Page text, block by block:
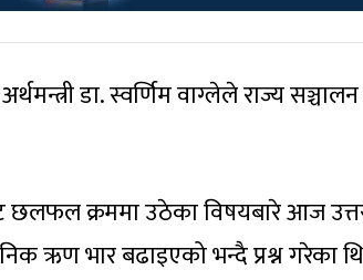
डा. स्वर्णिम वाग्लेले राज्य
छलफल क्रममा उठेका विषयबारे आज
ऋण भार बढाइएको भन्दै प्रश्न गरेका